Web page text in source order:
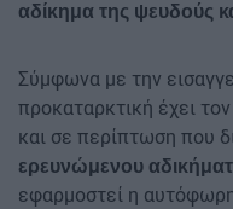
αδίκημα της ψευδούς
Σύμφωνα με την
προκαταρκτική έχει
και σε περίπτωση που
ερευνώμενου
εφαρμοστεί η αυτόφωρη